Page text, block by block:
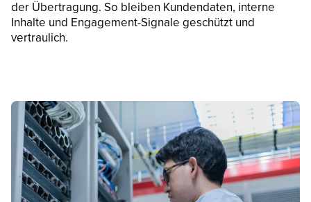
der Übertragung. So bleiben Kundendaten, interne
Inhalte und Engagement-Signale geschützt und
vertraulich.